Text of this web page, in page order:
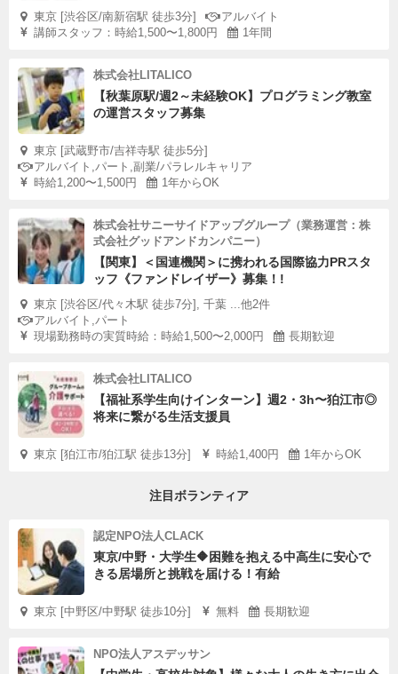
東京 [渋谷区/南新宿駅 徒歩3分]
アルバイト
講師スタッフ：時給1,500〜1,800円
1年間
株式会社LITALICO
【秋葉原駅/週2～未経験OK】プログラミング教室
の運営スタッフ募集
東京 [武蔵野市/吉祥寺駅 徒歩5分]
アルバイト,パート,副業/パラレルキャリア
時給1,200〜1,500円
1年からOK
株式会社サニーサイドアップグループ（業務運営：株
式会社グッドアンドカンパニー）
【関東】＜国連機関＞に携われる国際協力PRスタ
ッフ《ファンドレイザー》募集！!
東京 [渋谷区/代々木駅 徒歩7分], 千葉 ...他2件
アルバイト,パート
現場勤務時の実質時給：時給1,500〜2,000円
長期歓迎
株式会社LITALICO
【福祉系学生向けインターン】週2・3h〜狛江市◎
将来に繋がる生活支援員
東京 [狛江市/狛江駅 徒歩13分] 時給1,400円 1年からOK
注目ボランティア
認定NPO法人CLACK
東京/中野・大学生🔶困難を抱える中高生に安心で
きる居場所と挑戦を届ける！有給
東京 [中野区/中野駅 徒歩10分] 無料 長期歓迎
NPO法人アスデッサン